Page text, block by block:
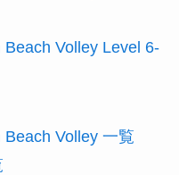
Volley Level 6-
Volley 一覧